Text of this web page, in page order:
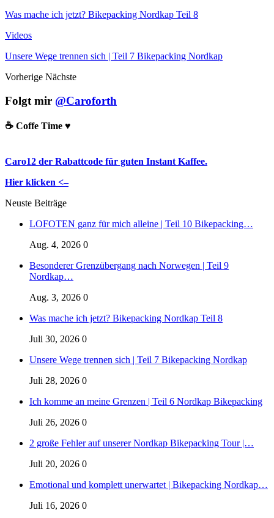
Was mache ich jetzt? Bikepacking Nordkap Teil 8
Videos
Unsere Wege trennen sich | Teil 7 Bikepacking Nordkap
Vorherige Nächste
Folgt mir @Caroforth
☕️ Coffe Time ♥️
Caro12 der Rabattcode für guten Instant Kaffee.
Hier klicken <–
Neuste Beiträge
LOFOTEN ganz für mich alleine | Teil 10 Bikepacking…
Aug. 4, 2026 0
Besonderer Grenzübergang nach Norwegen | Teil 9
Nordkap…
Aug. 3, 2026 0
Was mache ich jetzt? Bikepacking Nordkap Teil 8
Juli 30, 2026 0
Unsere Wege trennen sich | Teil 7 Bikepacking Nordkap
Juli 28, 2026 0
Ich komme an meine Grenzen | Teil 6 Nordkap Bikepacking
Juli 26, 2026 0
2 große Fehler auf unserer Nordkap Bikepacking Tour |…
Juli 20, 2026 0
Emotional und komplett unerwartet | Bikepacking Nordkap…
Juli 16, 2026 0